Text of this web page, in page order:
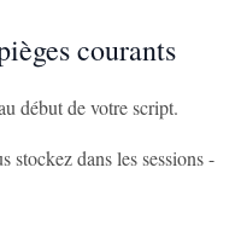
courants
début de votre script.
stockez dans les sessions -